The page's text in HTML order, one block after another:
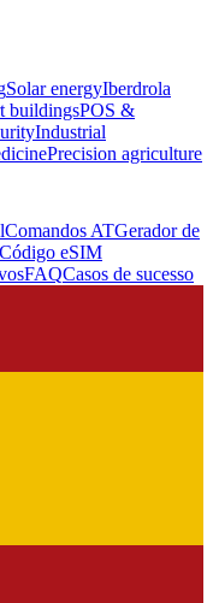
Solar energyIberdrola
buildingsPOS &
Industrial
Precision agriculture
Comandos ATGerador de
Código eSIM
FAQCasos de sucesso